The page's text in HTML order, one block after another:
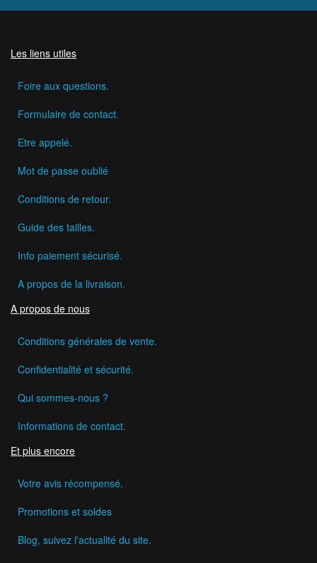
Les liens utiles
Foire aux questions.
Formulaire de contact.
Etre appelé.
Mot de passe oublié
Conditions de retour.
Guide des tailles.
Info paiement sécurisé.
A propos de la livraison.
A propos de nous
Conditions générales de vente.
Confidentialité et sécurité.
Qui sommes-nous ?
Informations de contact.
Et plus encore
Votre avis récompensé.
Promotions et soldes
Blog, suivez l'actualité du site.